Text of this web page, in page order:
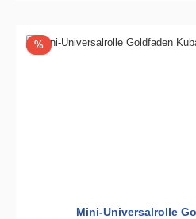
%Rabatt
Mini-Universalrolle